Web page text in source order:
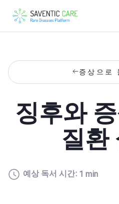
증상으로
징후와
질환
예상 독서 시간: 1 min